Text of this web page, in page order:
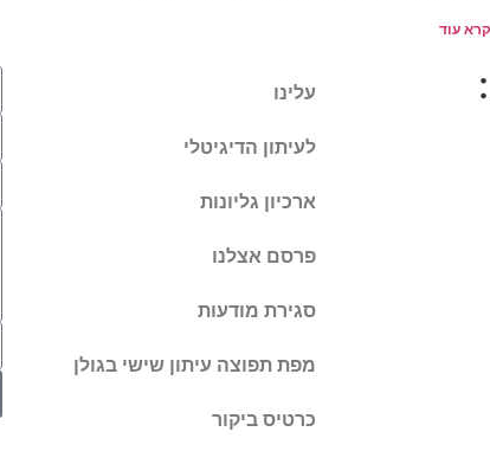
קרא עוד
עלינו
לעיתון הדיגיטלי
ארכיון גליונות
פרסם אצלנו
סגירת מודעות
מפת תפוצה עיתון שישי בגולן
כרטיס ביקור